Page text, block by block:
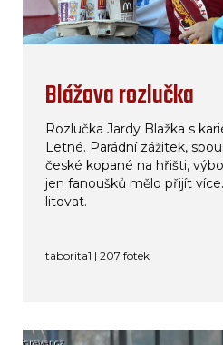
Blážova rozlučka
Rozlučka Jardy Blažka s
Letné. Parádní zážitek,
české kopané na hřišti,
jen fanoušků mělo přijít
litovat.
taborita1 | 207 fotek